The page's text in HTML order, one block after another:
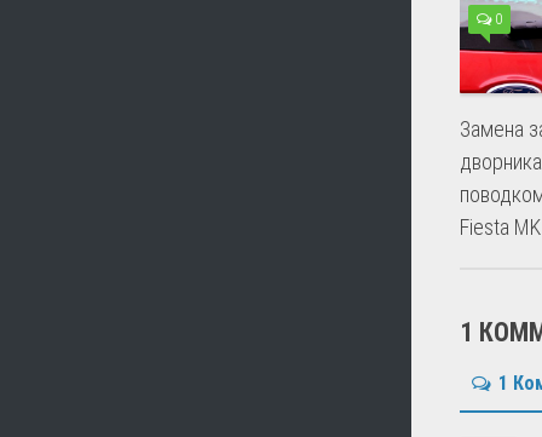
0
Замена
Fiesta
1
1